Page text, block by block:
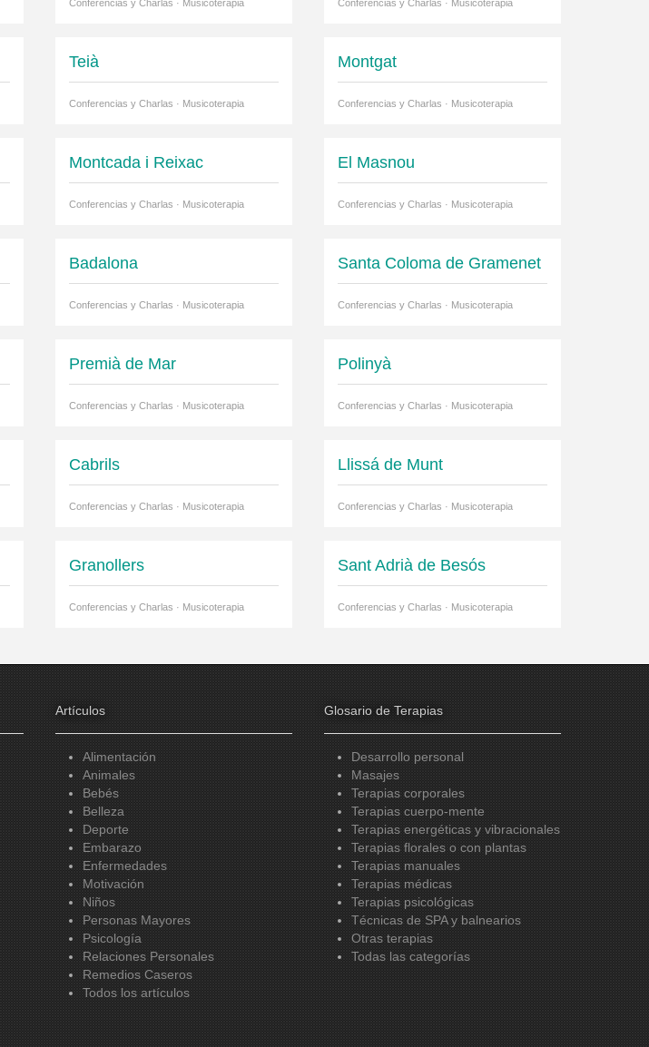
Conferencias y Charlas · Musicoterapia Conferencias y Charlas · Musicoterapia
Teià
Conferencias y Charlas · Musicoterapia
Montgat
Conferencias y Charlas · Musicoterapia
Montcada i Reixac
Conferencias y Charlas · Musicoterapia
El Masnou
Conferencias y Charlas · Musicoterapia
Badalona
Conferencias y Charlas · Musicoterapia
Santa Coloma de Gramenet
Conferencias y Charlas · Musicoterapia
Premià de Mar
Conferencias y Charlas · Musicoterapia
Polinyà
Conferencias y Charlas · Musicoterapia
Cabrils
Conferencias y Charlas · Musicoterapia
Llissá de Munt
Conferencias y Charlas · Musicoterapia
Granollers
Conferencias y Charlas · Musicoterapia
Sant Adrià de Besós
Conferencias y Charlas · Musicoterapia
Artículos
Alimentación
Animales
Bebés
Belleza
Deporte
Embarazo
Enfermedades
Motivación
Niños
Personas Mayores
Psicología
Relaciones Personales
Remedios Caseros
Todos los artículos
Glosario de Terapias
Desarrollo personal
Masajes
Terapias corporales
Terapias cuerpo-mente
Terapias energéticas y vibracionales
Terapias florales o con plantas
Terapias manuales
Terapias médicas
Terapias psicológicas
Técnicas de SPA y balnearios
Otras terapias
Todas las categorías